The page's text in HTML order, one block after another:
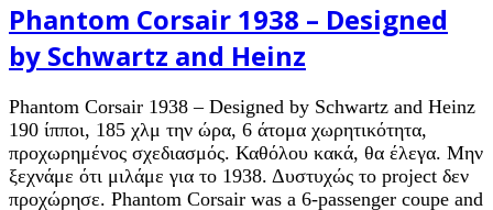
Phantom Corsair 1938 – Designed
by Schwartz and Heinz
Phantom Corsair 1938 – Designed by Schwartz and Heinz
190 ίπποι, 185 χλμ την ώρα, 6 άτομα χωρητικότητα,
προχωρημένος σχεδιασμός. Καθόλου κακά, θα έλεγα. Μην
ξεχνάμε ότι μιλάμε για το 1938. Δυστυχώς το project δεν
προχώρησε. Phantom Corsair was a 6-passenger coupe and